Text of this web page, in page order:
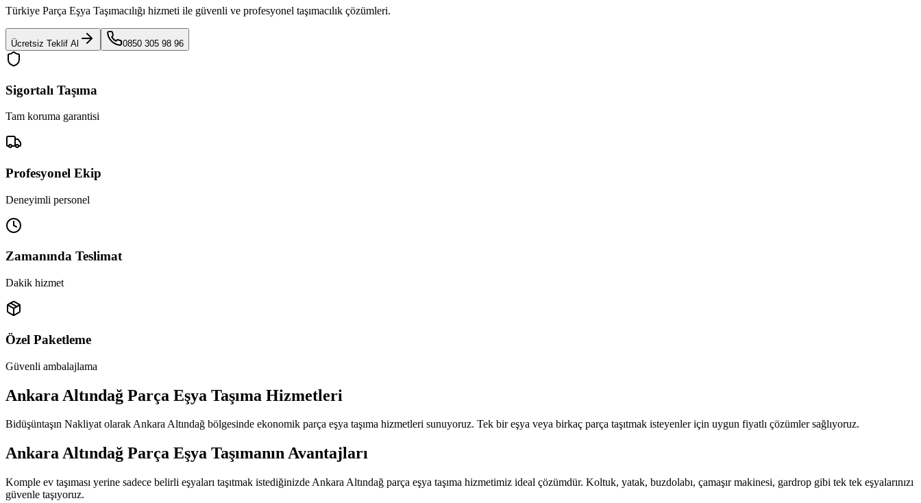
Türkiye Parça Eşya Taşımacılığı hizmeti ile güvenli ve profesyonel taşımacılık çözümleri.
Ücretsiz Teklif Al 0850 305 98 96
Sigortalı Taşıma
Tam koruma garantisi
Profesyonel Ekip
Deneyimli personel
Zamanında Teslimat
Dakik hizmet
Özel Paketleme
Güvenli ambalajlama
Ankara Altındağ Parça Eşya Taşıma Hizmetleri
Bidüşüntaşın Nakliyat olarak Ankara Altındağ bölgesinde ekonomik parça eşya taşıma hizmetleri sunuyoruz. Tek bir eşya veya birkaç parça taşıtmak isteyenler için uygun fiyatlı çözümler sağlıyoruz.
Ankara Altındağ Parça Eşya Taşımanın Avantajları
Komple ev taşıması yerine sadece belirli eşyaları taşıtmak istediğinizde Ankara Altındağ parça eşya taşıma hizmetimiz ideal çözümdür. Koltuk, yatak, buzdolabı, çamaşır makinesi, gardrop gibi tek tek eşyalarınızı
güvenle taşıyoruz.